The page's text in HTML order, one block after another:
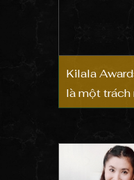
Kilala
là một trách